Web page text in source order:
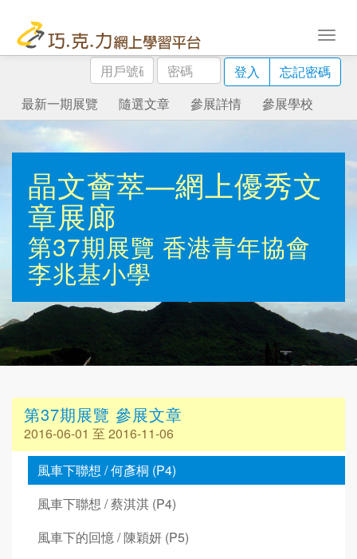
用
戶
號
碼
密
碼
登入
忘記密碼
最新一期展覽
隨選文章 參展詳情 參展學校
晶文薈萃—網上優秀文
章展廊
第37期展覽 香港青年協會
李兆基小學
第37期展覽 參展文章
2016-06-01 至 2016-11-06
風車下聯想 / 何彥桐 (P4)
風車下聯想 / 蔡淇淇 (P4)
風車下的回憶 / 陳穎妍 (P5)